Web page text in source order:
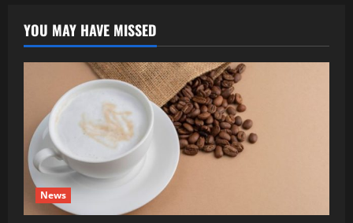
YOU MAY HAVE MISSED
News